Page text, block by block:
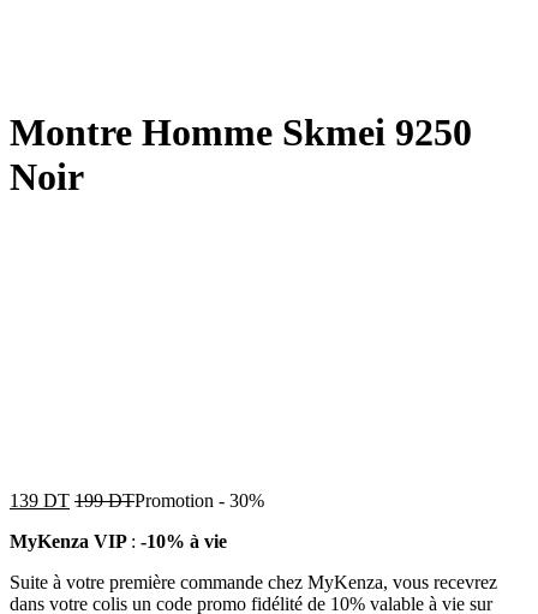
Montre Homme Skmei 9250
Noir
139 DT 199DTPromotion - 30%
MyKenza VIP : -10% à vie
Suite à votre première commande chez MyKenza, vous recevrez
dans votre colis un code promo fidélité de 10% valable à vie sur